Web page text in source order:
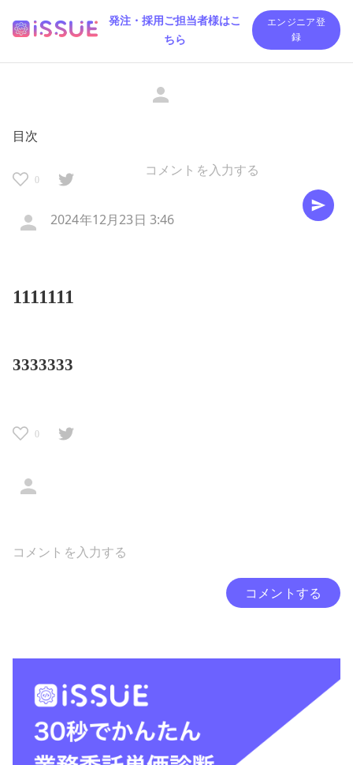
発注・採用ご担当者様はこ
ちら
エンジニア登
録
目次
0
2024年12月23日 3:46
1111111
3333333
0
コメントする